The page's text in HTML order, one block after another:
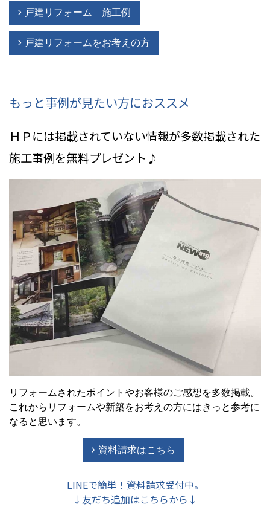
戸建リフォーム 施工例
戸建リフォームをお考えの方
もっと事例が見たい方におススメ
ＨＰには掲載されていない情報が多数掲載された
施工事例を無料プレゼント♪
リフォームされたポイントやお客様のご感想を多数掲載。
これからリフォームや新築をお考えの方にはきっと参考に
なると思います。
資料請求はこちら
LINEで簡単！資料請求受付中。
↓友だち追加はこちらから↓